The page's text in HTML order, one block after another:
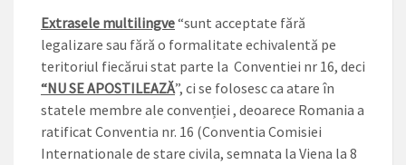
Extrasele multilingve“sunt acceptate fără
legalizare sau fără o formalitate echivalentă pe
teritoriul fiecărui stat parte la Conventiei nr 16, deci
“NU SE APOSTILEAZĂ”, ci se folosesc ca atare în
statele membre ale convenției , deoarece Romania a
ratificat Conventia nr. 16 (Conventia Comisiei
Internationale de stare civila, semnata la Viena la 8